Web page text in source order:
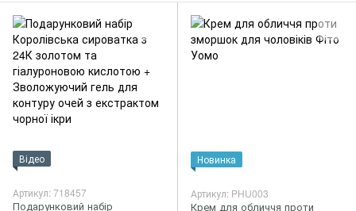
Відео
Артикул: 718457
Подарунковий набір
Новинка
Артикул: PHU003
Крем для обличчя проти